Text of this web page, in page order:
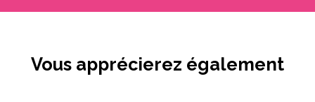
Vous apprécierez également